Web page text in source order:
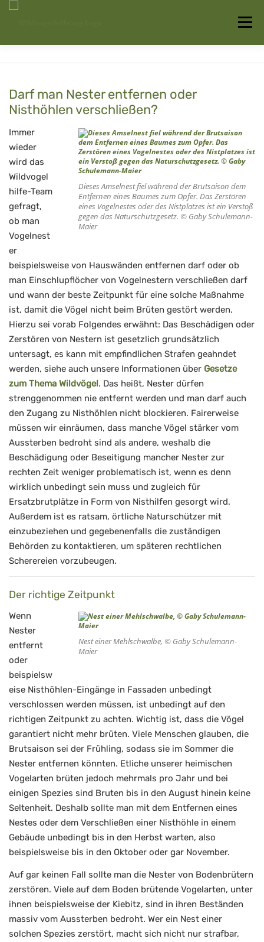
Menü
Auffangstationen
Darf man Nester entfernen oder
Nisthöhlen verschließen?
Dieses Amselnest fiel während der Brutsaison dem
Entfernen eines Baumes zum Opfer. Das Zerstören
eines Vogelnestes oder des Nistplatzes ist ein Verstoß
gegen das Naturschutzgesetz. © Gaby Schulemann-
Maier
Immer
wieder
wird das
Wildvogel
hilfe-Team
gefragt,
ob man
Vogelnest
er
beispielsweise von Hauswänden entfernen darf oder ob
man Einschlupflöcher von Vogelnestern verschließen darf
und wann der beste Zeitpunkt für eine solche Maßnahme
ist, damit die Vögel nicht beim Brüten gestört werden.
Hierzu sei vorab Folgendes erwähnt: Das Beschädigen oder
Zerstören von Nestern ist gesetzlich grundsätzlich
untersagt, es kann mit empfindlichen Strafen geahndet
werden, siehe auch unsere Informationen über Gesetze
zum Thema Wildvögel. Das heißt, Nester dürfen
strenggenommen nie entfernt werden und man darf auch
den Zugang zu Nisthöhlen nicht blockieren. Fairerweise
müssen wir einräumen, dass manche Vögel stärker vom
Aussterben bedroht sind als andere, weshalb die
Beschädigung oder Beseitigung mancher Nester zur
rechten Zeit weniger problematisch ist, wenn es denn
wirklich unbedingt sein muss und zugleich für
Ersatzbrutplätze in Form von Nisthilfen gesorgt wird.
Außerdem ist es ratsam, örtliche Naturschützer mit
einzubeziehen und gegebenenfalls die zuständigen
Behörden zu kontaktieren, um späteren rechtlichen
Scherereien vorzubeugen.
Der richtige Zeitpunkt
Nest einer Mehlschwalbe, © Gaby Schulemann-
Maier
Wenn
Nester
entfernt
oder
beispielsw
eise Nisthöhlen-Eingänge in Fassaden unbedingt
verschlossen werden müssen, ist unbedingt auf den
richtigen Zeitpunkt zu achten. Wichtig ist, dass die Vögel
garantiert nicht mehr brüten. Viele Menschen glauben, die
Brutsaison sei der Frühling, sodass sie im Sommer die
Nester entfernen könnten. Etliche unserer heimischen
Vogelarten brüten jedoch mehrmals pro Jahr und bei
einigen Spezies sind Bruten bis in den August hinein keine
Seltenheit. Deshalb sollte man mit dem Entfernen eines
Nestes oder dem Verschließen einer Nisthöhle in einem
Gebäude unbedingt bis in den Herbst warten, also
beispielsweise bis in den Oktober oder gar November.
Auf gar keinen Fall sollte man die Nester von Bodenbrütern
zerstören. Viele auf dem Boden brütende Vogelarten, unter
ihnen beispielsweise der Kiebitz, sind in ihren Beständen
massiv vom Aussterben bedroht. Wer ein Nest einer
solchen Spezies zerstört, macht sich nicht nur strafbar,